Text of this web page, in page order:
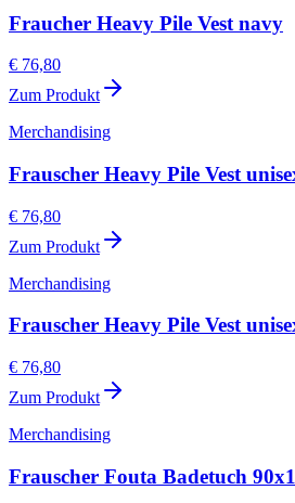
Fraucher Heavy Pile Vest navy
€ 76,80
Zum Produkt
Merchandising
Frauscher Heavy Pile Vest
€ 76,80
Zum Produkt
Merchandising
Frauscher Heavy Pile Vest
€ 76,80
Zum Produkt
Merchandising
Frauscher Fouta Badetuch